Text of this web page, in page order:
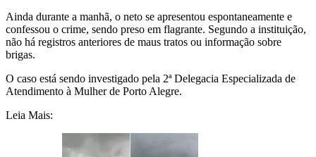
Ainda durante a manhã, o neto se apresentou espontaneamente e
confessou o crime, sendo preso em flagrante. Segundo a instituição,
não há registros anteriores de maus tratos ou informação sobre
brigas.
O caso está sendo investigado pela 2ª Delegacia Especializada de
Atendimento à Mulher de Porto Alegre.
Leia Mais: